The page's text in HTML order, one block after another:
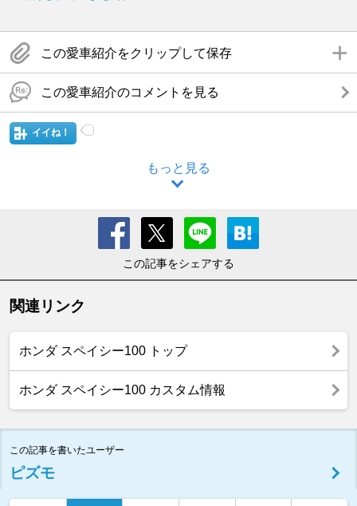
この愛車紹介をクリップして保存
この愛車紹介のコメントを見る
イイね！
もっと見る
この記事をシェアする
関連リンク
ホンダ スペイシー100 トップ
ホンダ スペイシー100 カスタム情報
この記事を書いたユーザー
ピズモ